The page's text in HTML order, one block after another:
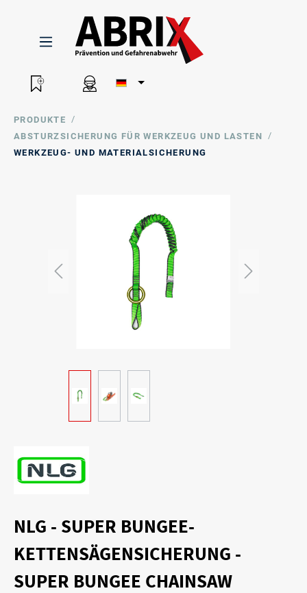
PRODUKTE
/
ABSTURZSICHERUNG FÜR WERKZEUG UND LASTEN
/
WERKZEUG- UND MATERIALSICHERUNG
NLG - SUPER BUNGEE-
KETTENSÄGENSICHERUNG -
SUPER BUNGEE CHAINSAW